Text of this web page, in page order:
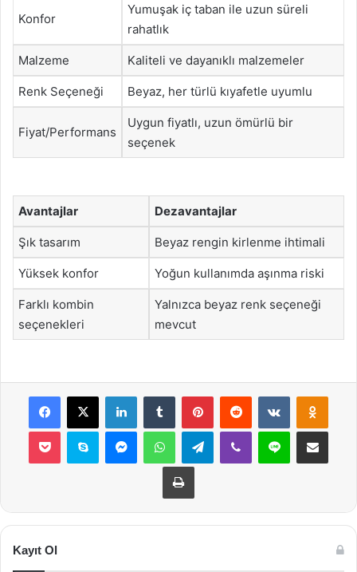
Konfor
Yumuşak iç taban ile uzun süreli
rahatlık
Malzeme Kaliteli ve dayanıklı malzemeler
Renk Seçeneği Beyaz, her türlü kıyafetle uyumlu
Fiyat/Performans
Uygun fiyatlı, uzun ömürlü bir
seçenek
Avantajlar Dezavantajlar
Şık tasarım Beyaz rengin kirlenme ihtimali
Yüksek konfor Yoğun kullanımda aşınma riski
Farklı kombin
seçenekleri
Yalnızca beyaz renk seçeneği
mevcut
Facebook
X LinkedInTumblr PinterestReddit VKontakte
Pocket Skype MessengerWhatsAppTelegramViber Line E-Posta ile
Yazdır
Kayıt Ol